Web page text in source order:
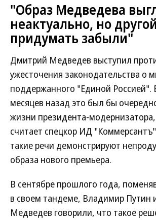
"Образ Медведева
неактуально, но
придумать забыли"
Дмитрий Медведев выступил
ужесточения законодательства о
поддержанного "Единой Россией".
месяцев назад это был бы
жизни президента-модернизатора,
считает спецкор ИД
такие речи демонстрируют
образа нового премьера.
В сентябре прошлого года,
в своем тандеме, Владимир Путин
Медведев говорили, что такое